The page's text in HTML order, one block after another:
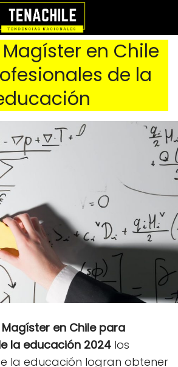
en Chile
de la
en Chile para
la educación 2024 los
la educación logran obtener